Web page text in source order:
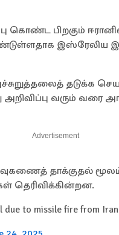
கொண்ட பிறகும்
இஸ்ரேலிய
தடுக்க
அறிவிப்பு வரும் வரை
Advertisement
தாக்குதல்
தெரிவிக்கின்றன.
due to missile fire from